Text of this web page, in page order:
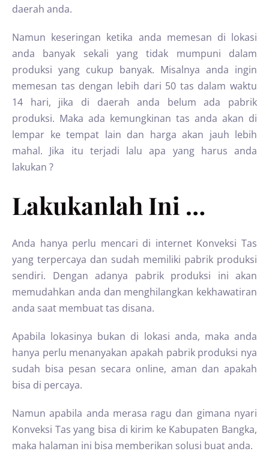
daerah anda.
Namun keseringan ketika anda memesan di lokasi
anda banyak sekali yang tidak mumpuni dalam
produksi yang cukup banyak. Misalnya anda ingin
memesan tas dengan lebih dari 50 tas dalam waktu
14 hari, jika di daerah anda belum ada pabrik
produksi. Maka ada kemungkinan tas anda akan di
lempar ke tempat lain dan harga akan jauh lebih
mahal. Jika itu terjadi lalu apa yang harus anda
lakukan ?
Lakukanlah Ini …
Anda hanya perlu mencari di internet Konveksi Tas
yang terpercaya dan sudah memiliki pabrik produksi
sendiri. Dengan adanya pabrik produksi ini akan
memudahkan anda dan menghilangkan kekhawatiran
anda saat membuat tas disana.
Apabila lokasinya bukan di lokasi anda, maka anda
hanya perlu menanyakan apakah pabrik produksi nya
sudah bisa pesan secara online, aman dan apakah
bisa di percaya.
Namun apabila anda merasa ragu dan gimana nyari
Konveksi Tas yang bisa di kirim ke Kabupaten Bangka,
maka halaman ini bisa memberikan solusi buat anda.